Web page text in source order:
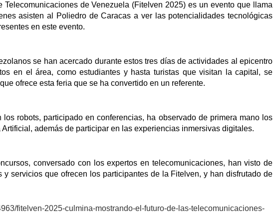
Telecomunicaciones de Venezuela (Fitelven 2025) es un evento que llama
asisten al Poliedro de Caracas a ver las potencialidades tecnológicas
en este evento.
se han acercado durante estos tres días de actividades al epicentro
en el área, como estudiantes y hasta turistas que visitan la capital, se
ofrece esta feria que se ha convertido en un referente.
robots, participado en conferencias, ha observado de primera mano los
además de participar en las experiencias inmersivas digitales.
conversado con los expertos en telecomunicaciones, han visto de
y servicios que ofrecen los participantes de la Fitelven, y han disfrutado de
fitelven-2025-culmina-mostrando-el-futuro-de-las-telecomunicaciones-